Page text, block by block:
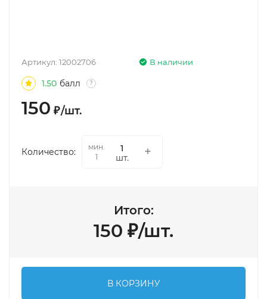
В наличии
Артикул: 12002706
1.50 балл ?
150 ₽/шт.
Количество:
мин.
1
шт.
Итого:
150 ₽/шт.
В КОРЗИНУ